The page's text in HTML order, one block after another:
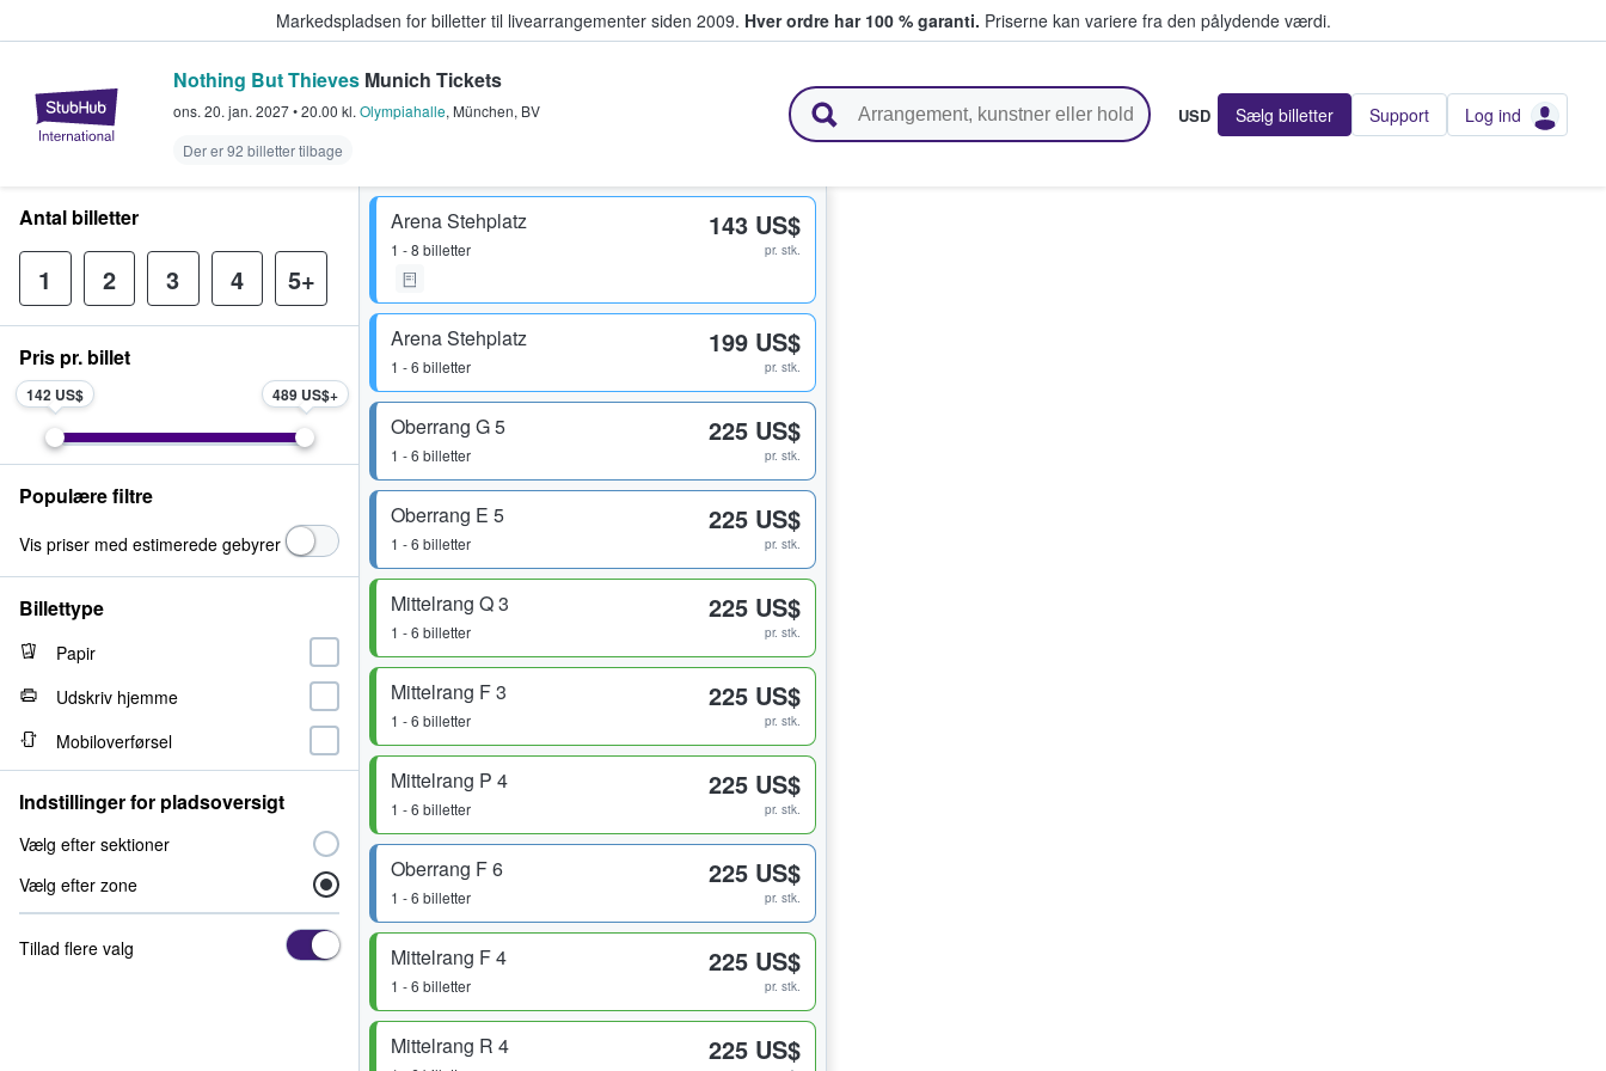
Markedspladsen for billetter til livearrangementer siden 2009. Hver ordre har 100 % garanti. Priserne kan variere fra den pålydende værdi.
StubHub - Hvor fans køber og sælger billetter
Nothing But Thieves Munich Tickets
ons. 20. jan. 2027•20.00 kl. Olympiahalle, München, BV
Der er 92 billetter tilbage
USD Sælg billetter Support Log ind
Arena Stehplatz
1 - 8 billetter
143 US$
pr. stk.
Arena Stehplatz
1 - 6 billetter
199 US$
pr. stk.
Oberrang G 5
1 - 6 billetter
225 US$
pr. stk.
Oberrang E 5
1 - 6 billetter
225 US$
pr. stk.
Mittelrang Q 3
1 - 6 billetter
225 US$
pr. stk.
Mittelrang F 3
1 - 6 billetter
225 US$
pr. stk.
Mittelrang P 4
1 - 6 billetter
225 US$
pr. stk.
Oberrang F 6
1 - 6 billetter
225 US$
pr. stk.
Mittelrang F 4
1 - 6 billetter
225 US$
pr. stk.
Mittelrang R 4 225 US$
Antal billetter
1 2 3 4 5+
Pris pr. billet
142 US$ 489 US$
Populære filtre
Vis priser med estimerede gebyrer
Billettype
Papir
Udskriv hjemme
Mobiloverførsel
Indstillinger for pladsoversigt
Vælg efter sektioner
Vælg efter zone
Tillad flere valg